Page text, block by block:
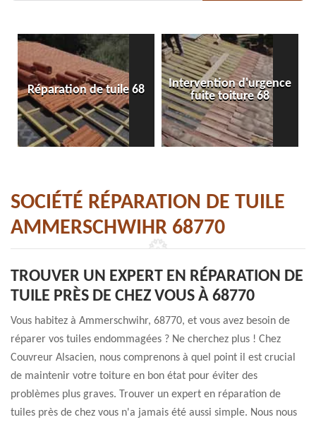
Réparation de tuile 68
Intervention d'urgence
fuite toiture 68
SOCIÉTÉ RÉPARATION DE TUILE
AMMERSCHWIHR 68770
TROUVER UN EXPERT EN RÉPARATION DE
TUILE PRÈS DE CHEZ VOUS À 68770
Vous habitez à Ammerschwihr, 68770, et vous avez besoin de
réparer vos tuiles endommagées ? Ne cherchez plus ! Chez
Couvreur Alsacien, nous comprenons à quel point il est crucial
de maintenir votre toiture en bon état pour éviter des
problèmes plus graves. Trouver un expert en réparation de
tuiles près de chez vous n'a jamais été aussi simple. Nous nous